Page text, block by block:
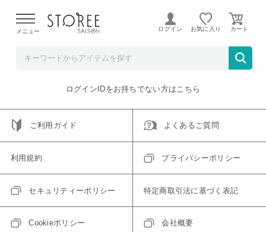
よる配送遅延が発生しております。
メニュー ログイン お気に入り
ご指定のアイテムは取り扱い終了、またはただいま取り扱い
トップへ戻る
ログインIDをお持ちでない方はこちら
ご利用ガイド よくあるご質問
利用規約 プライバシーポリシー
セキュリティーポリシー 特定商取引法に基づく表記
Cookieポリシー 会社概要